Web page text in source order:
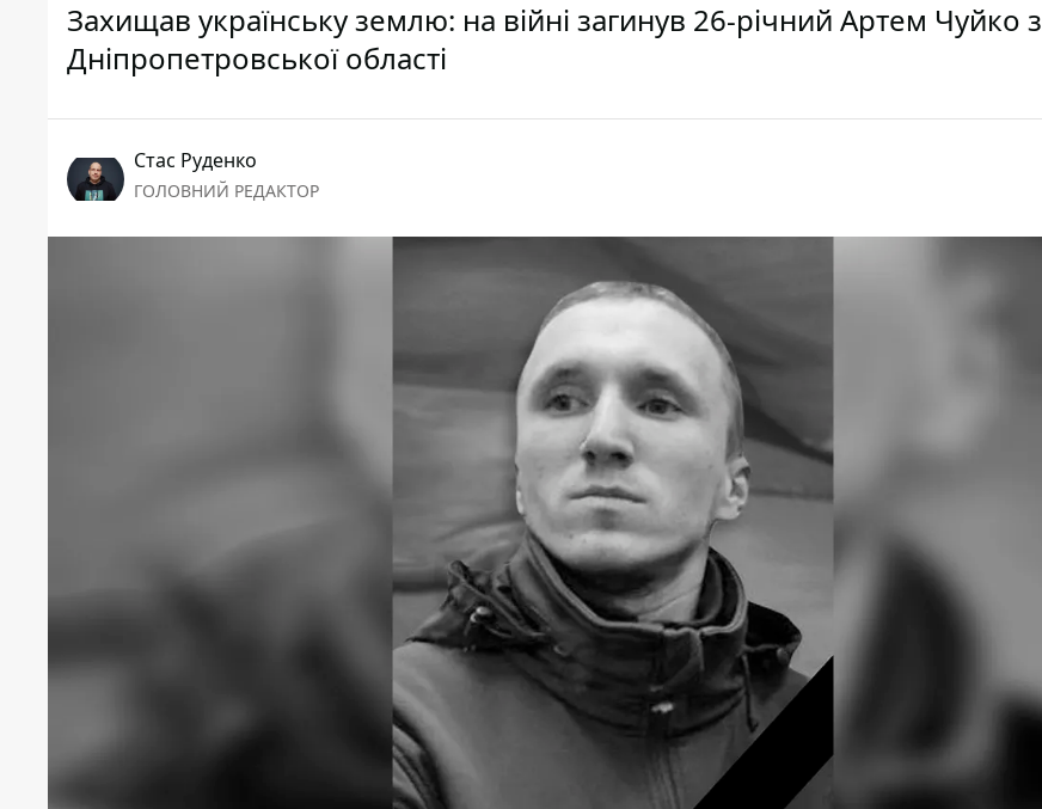
Захищав українську землю: на війні загинув 26-річний Артем Чуйко з
Дніпропетровської області
Стас Руденко
ГОЛОВНИЙ РЕДАКТОР